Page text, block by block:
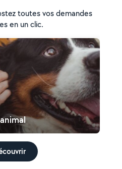
toutes vos demandes
en un clic.